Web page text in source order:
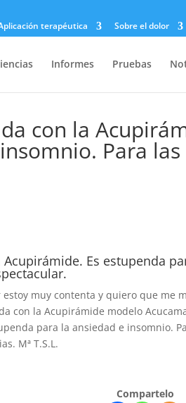
terapéutica Sobre el dolor
Informes Pruebas
con la
Para
Es estupenda
muy contenta y quiero que me
con la Acupirámide modelo
para la ansiedad e insomnio.
Mª T.S.L.
Compartelo